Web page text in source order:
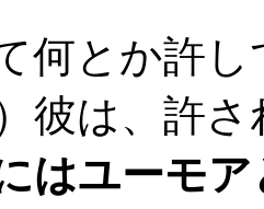
何とか許
彼は、許さ
はユーモ